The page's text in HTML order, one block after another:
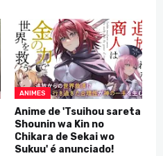
ANIMES
Anime de 'Tsuihou sareta
Shounin wa Kin no
Chikara de Sekai wo
Sukuu' é anunciado!